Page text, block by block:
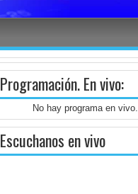
Programación. En vivo:
No hay programa en vivo.
Escuchanos en vivo